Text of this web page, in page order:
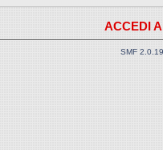
ACCEDI
SMF 2.0.19